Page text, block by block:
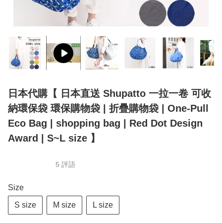
日本代購【 日本 直送 Shupatto 一拉一卷 可收
納環保袋 環保購物袋 | 折疊購物袋 | One-Pull
Eco Bag | shopping bag | Red Dot Design
Award | S~L size 】
5 評語
Size
S size M size L size